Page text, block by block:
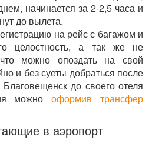
начинается за 2-2,5 часа и
до вылета.
на рейс с багажом и
целостность, а так же не
можно опоздать на свой
и без суеты добраться после
до своего отеля
можнооформив трансфер
в аэропорт